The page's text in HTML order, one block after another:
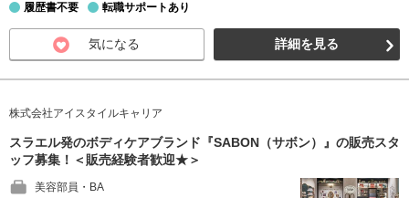
履歴書不要 転職サポートあり
気になる 詳細を見る
株式会社アイスタイルキャリア
スラエル発のボディケアブランド『SABON（サボン）』の販売スタ
ッフ募集！＜販売経験者歓迎★＞
美容部員・BA